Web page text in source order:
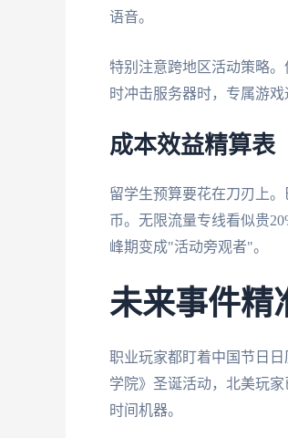
语音。
特别注意跨地区活动策略
时冲击服务器时，专属游戏
成本效益精算表
留学生预算要花在刀刃上
币。无限流量专线看似贵
峰期变成"活动旁观者"。
未来事件精
职业玩家都盯着中国节日
学院》圣诞活动，北美玩
时间机器。